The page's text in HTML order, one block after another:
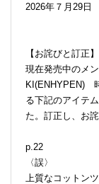
2026年７月29日
【お詫びと訂正】
現在発売中のメ
KI(ENHYPEN)
る下記のアイテ
た。訂正し、お
p.22
〈誤〉
上質なコットン